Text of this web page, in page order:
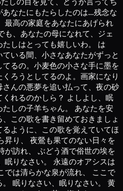
あなたにもたらしたのは…残念な
最高の家庭をあなたにあげられ
も、あなたの母になれて、ジェ
しはとっても嬉しいわ。 は
いる間、小さなあなたがずっと
るの。小麦色の小さな手に墨を
ろうとしてるのよ。画家になり
んの悪夢を追い払って、夜の砂
れるのかしら？ よしよし、眠
しの子羊ちゃん。 あなたを安
この歌を書き留めておきましょ
ように、この歌を覚えていてほ
昇り、 夜鶯も果てのない日々を
が訪れ、 ぶどう酒で俗世の埃を
眠りなさい。 永遠のオアシスは
では清らかな泉が流れ、 ここで
眠りなさい、眠りなさい。 黄